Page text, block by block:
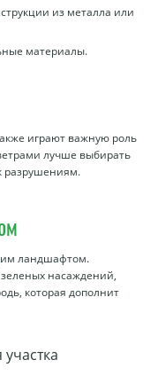
из металла или
материалы.
играют важную роль
лучше выбирать
разрушениям.
ландшафтом.
зеленых насаждений,
которая дополнит